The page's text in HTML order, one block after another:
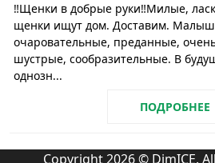
‼️Щенки в добрые руки‼️Милые,
щенки ищут дом. Доставим.
очаровательные, преданные,
шустрые, сообразительные. В
однозн...
ПОДРОБНЕЕ
Copyright 2026 © DimICE.